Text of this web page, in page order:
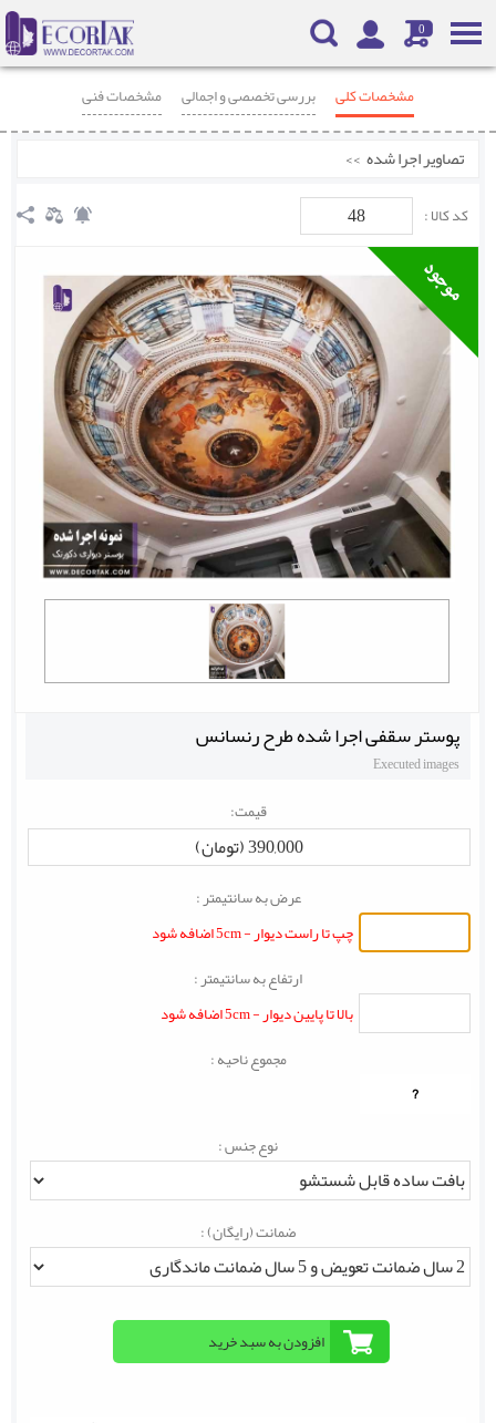
0
مشخصات کلی بررسی تخصصی و اجمالی
مشخصات فنی
تصاویر اجرا شده >>
کد کالا : 48
پوستر سقفی اجرا شده طرح رنسانس
Executed images
قیمت:
390,000 (تومان)
عرض به سانتیمتر :
چپ تا راست دیوار - 5cm اضافه شود
ارتفاع به سانتیمتر :
بالا تا پایین دیوار - 5cm اضافه شود
مجموع ناحیه :
?
نوع جنس :
ضمانت (رایگان) :